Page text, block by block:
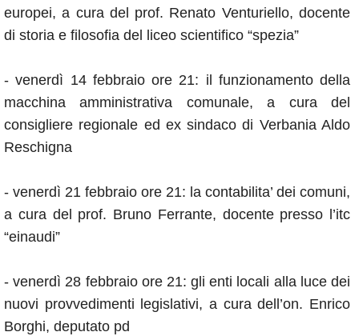
europei, a cura del prof. Renato Venturiello, docente
di storia e filosofia del liceo scientifico “spezia”
- venerdì 14 febbraio ore 21: il funzionamento della
macchina amministrativa comunale, a cura del
consigliere regionale ed ex sindaco di Verbania Aldo
Reschigna
- venerdì 21 febbraio ore 21: la contabilita’ dei comuni,
a cura del prof. Bruno Ferrante, docente presso l’itc
“einaudi”
- venerdì 28 febbraio ore 21: gli enti locali alla luce dei
nuovi provvedimenti legislativi, a cura dell’on. Enrico
Borghi, deputato pd